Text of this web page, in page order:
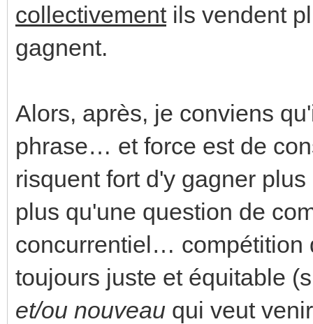
collectivementils vendent
gagnent.
Alors, après, je conviens
phrase… et force est de
risquent fort d'y gagner
plus qu'une question de
concurrentiel… compétition
toujours juste et équitable
et/ou nouveau qui veut